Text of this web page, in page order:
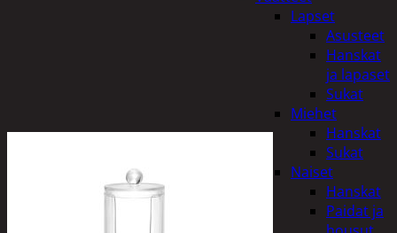
Lapset
Asusteet
Hanskat
ja lapaset
Sukat
Miehet
Hanskat
Sukat
Naiset
Hanskat
Paidat ja